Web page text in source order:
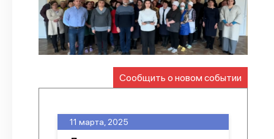
Отчеты
Предложить публикацию
Справочник
API
О проекте
Сообщить о новом событии
11 марта, 2025